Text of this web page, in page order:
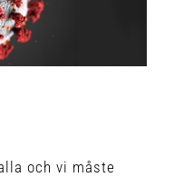
och vi måste